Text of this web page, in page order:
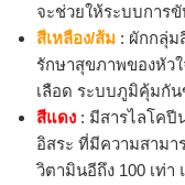
จะช่วยให้ระบบการ
สีเหลือง/ส้ม : ผักกลุ่ม
รักษาสุขภาพของหัว
เลือด ระบบภูมิคุ้มกัน
สีแดง : มีสารไลโคปี
อิสระ ที่มีความสามา
วิตามินอีถึง 100 เท่า